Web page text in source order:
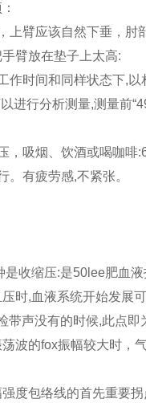
上臂应该自然下垂，
臂放在垫子上太高:
作时间和同样状态下,以
进行分析测量,测量前
，吸烟、饮酒或喝咖啡
。有疲劳感,不紧张。
是收缩压:是50lee肥血
时,血液系统开始发展
带声没有的时候,此点
波的fox振幅较大时，
度包络线的首先重要